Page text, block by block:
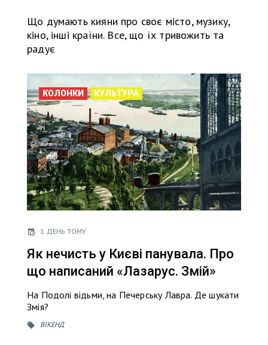
Що думають кияни про своє місто, музику,
кіно, інші країни. Все, що їх тривожить та
радує
КОЛОНКИ КУЛЬТУРА
1 ДЕНЬ ТОМУ
Як нечисть у Києві панувала. Про
що написаний «Лазарус. Змій»
На Подолі відьми, на Печерську Лавра. Де шукати
Змія?
ВІКЕНД